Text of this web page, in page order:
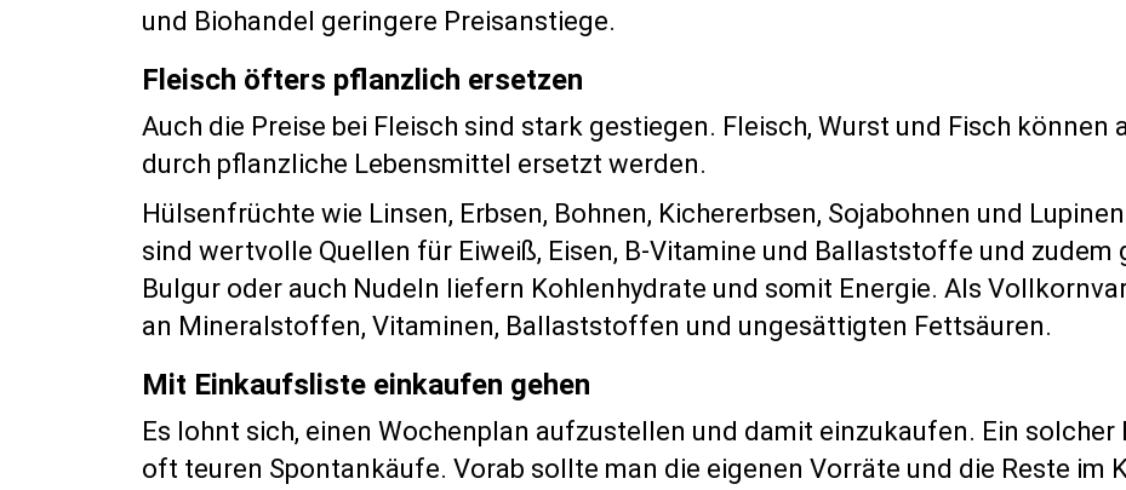
und Biohandel geringere Preisanstiege.
Fleisch öfters pflanzlich ersetzen
Auch die Preise bei Fleisch sind stark gestiegen. Fleisch, Wurst und Fisch können
durch pflanzliche Lebensmittel ersetzt werden.
Hülsenfrüchte wie Linsen, Erbsen, Bohnen, Kichererbsen, Sojabohnen und
sind wertvolle Quellen für Eiweiß, Eisen, B-Vitamine und Ballaststoffe und zudem
Bulgur oder auch Nudeln liefern Kohlenhydrate und somit Energie. Als
an Mineralstoffen, Vitaminen, Ballaststoffen und ungesättigten Fettsäuren.
Mit Einkaufsliste einkaufen gehen
Es lohnt sich, einen Wochenplan aufzustellen und damit einzukaufen. Ein
oft teuren Spontankäufe. Vorab sollte man die eigenen Vorräte und die Reste im